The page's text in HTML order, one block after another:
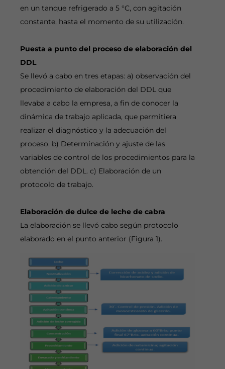
en un tanque refrigerado a 5 °C, con agitación
constante, hasta el momento de su utilización.
Puesta a punto del proceso de elaboración del
DDL
Se llevó a cabo en tres etapas: a) observación del
procedimiento de elaboración del DDL que
llevaba a cabo la empresa, a fin de conocer la
dinámica de trabajo aplicada, que permitiera
realizar el diagnóstico y la adecuación del
proceso. b) Determinación y ajuste de las
variables de control de los procedimientos para la
obtención del DDL. c) Elaboración de un
protocolo de trabajo.
Elaboración de dulce de leche de cabra
La elaboración se llevó cabo según protocolo
elaborado en el punto anterior (Figura 1).